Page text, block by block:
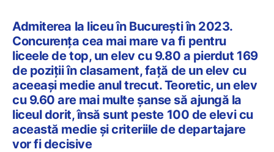
Admiterea la liceu în București în 2023.
Concurența cea mai mare va fi pentru
liceele de top, un elev cu 9.80 a pierdut 169
de poziții în clasament, față de un elev cu
aceeași medie anul trecut. Teoretic, un elev
cu 9.60 are mai multe șanse să ajungă la
liceul dorit, însă sunt peste 100 de elevi cu
această medie și criteriile de departajare
vor fi decisive